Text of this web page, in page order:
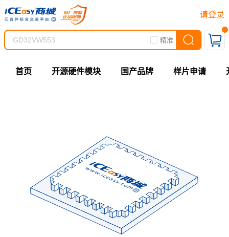
请登录
精准
首页 开源硬件模块 国产品牌 样片申请